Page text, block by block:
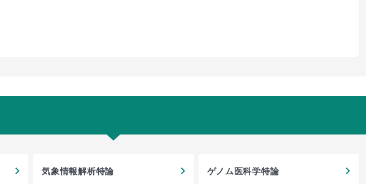
気象情報解析特論 ゲノム医科学特論